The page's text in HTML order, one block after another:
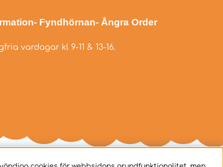
- Fyndhörnan- Ångra Order
vardagar kl 9-11 & 13-16.